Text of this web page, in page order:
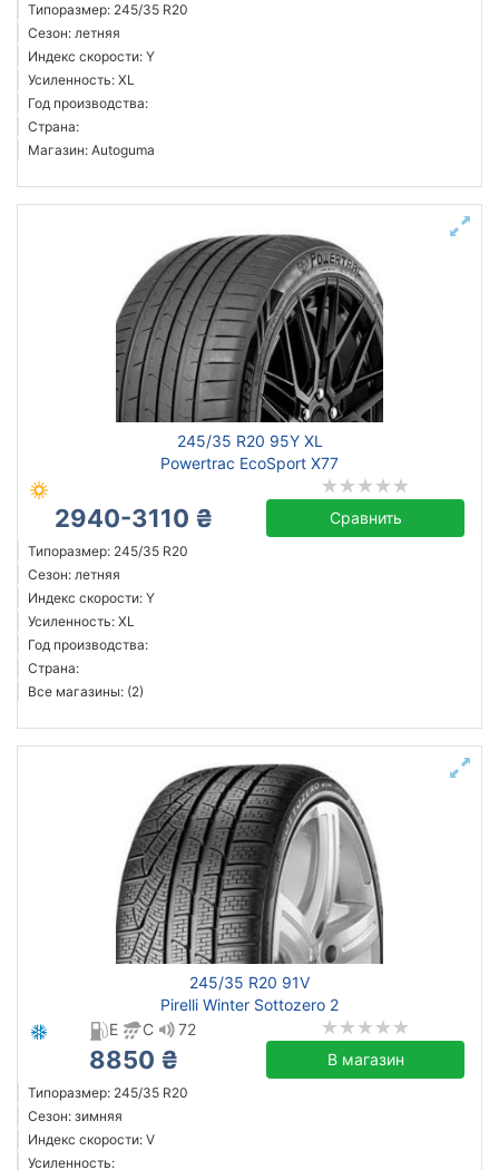
Типоразмер: 245/35 R20
Сезон: летняя
Индекс скорости: Y
Усиленность: XL
Год производства:
Страна:
Магазин: Autoguma
245/35 R20 95Y XL
Powertrac EcoSport X77
2940-3110 ₴ Сравнить
Типоразмер: 245/35 R20
Сезон: летняя
Индекс скорости: Y
Усиленность: XL
Год производства:
Страна:
Все магазины: (2)
245/35 R20 91V
Pirelli Winter Sottozero 2
E
C 72
8850 ₴ В магазин
Типоразмер: 245/35 R20
Сезон: зимняя
Индекс скорости: V
Усиленность: